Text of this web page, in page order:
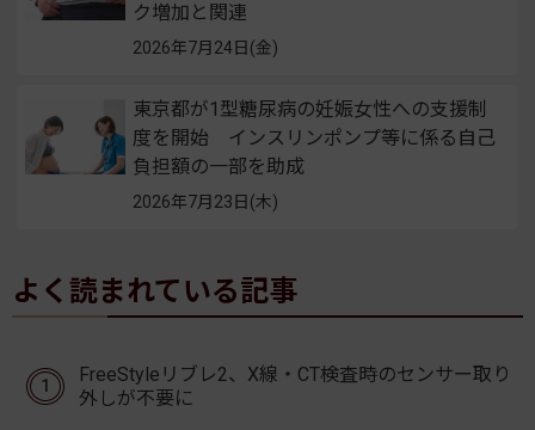
ク増加と関連
2026年7月24日(金)
東京都が1型糖尿病の妊娠女性への支援制
度を開始 インスリンポンプ等に係る自己
負担額の一部を助成
2026年7月23日(木)
よく読まれている記事
FreeStyleリブレ2、X線・CT検査時のセンサー取り
外しが不要に